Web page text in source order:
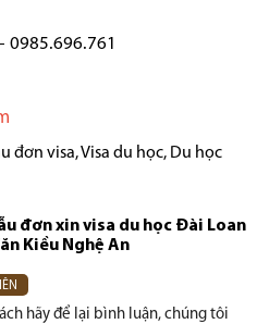
0985.696.761
đơn visa,Visa du học, Du học
đơn xin visa du học Đài Loan
Kiều Nghệ An
hãy để lại bình luận, chúng tôi